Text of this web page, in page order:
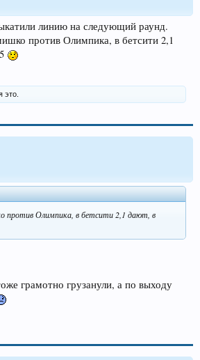
линию на следующий раунд.
против Олимпика, в бетсити 2,1
это.
против Олимпика, в бетсити 2,1 дают, в
грамотно грузанули, а по выходу